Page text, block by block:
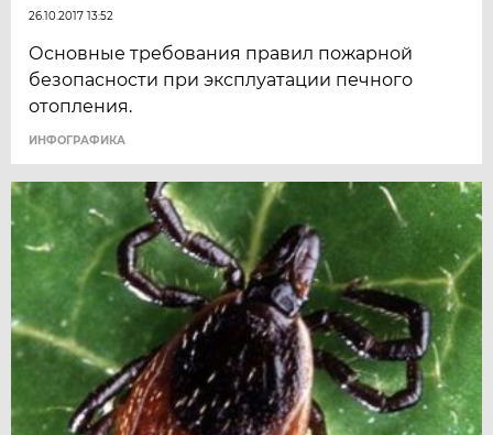
26.10.2017 13:52
Основные требования правил пожарной
безопасности при эксплуатации печного
отопления.
ИНФОГРАФИКА